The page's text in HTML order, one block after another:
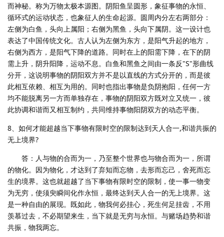
而神秘。称为万物太极本源图。阴阳鱼呈圆形，象征事物的永恒、
循环式的运动状态，也象征人的生命起源。圆周内分左右两部分：
左侧为白鱼，头向上属阳；右侧为黑鱼，头向下属阴。这一设计也
表达了中国传统文化。古人认为左侧为东方，是阳气升起的地方，
右侧为西方，是阳气下降的道路。同时在上的阳需下降，在下的阴
需上升，阴升阳降，运动不息。白鱼和黑鱼之间由一条反"S"形曲线
分开，这说明事物的阴阳双方并不是以直线的方式分开的，而是彼
此相互依赖、相互为用的。同时也指出事物是负阴抱阳，任何一方
均不能脱离另一方而单独存在，事物的阴阳双方既对立又统一，彼
此协调和谐而又相互制约，共同维持事物阳阴双方的动态平衡。
8、如何才能超越当下事物有限时空的限制达到天人合一,和谐共振的
无上境界?
答：人与物的合而为一，乃至整个世界也与物合而为一，所谓
的物化。因为物化，才达到了弃知而忘物，去形而忘己，舍死而忘
生的境界。这也就超越了当下事物有限时空的限制，使一事一物变
为无穷，使须臾瞬间化作永恒，最终达到天人合一的无上境界。这
是一种自由的展现。既如此，物我何必挂心，死生何足挂齿，不用
羡慕过去，不必期望来生，当下就是无穷与永恒。与赌场趋势和谐
共振，物我两忘。